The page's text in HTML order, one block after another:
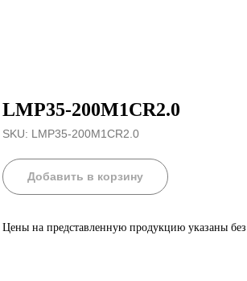
LMP35-200M1CR2.0
SKU: LMP35-200M1CR2.0
Добавить в корзину
Цены на представленную продукцию указаны